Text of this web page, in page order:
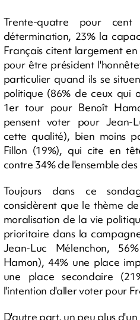
Trente-quatre pour
détermination, 23% la
Français citent largement
pour être président
particulier quand ils se
politique (86% de ceux qui
1er tour pour Benoît
pensent voter pour Jean-
cette qualité), bien moins
Fillon (19%), qui cite en
contre 34% de l'ensemble
Toujours dans ce
considèrent que le thème
moralisation de la vie
prioritaire dans la
Jean-Luc Mélenchon,
Hamon), 44% une place
une place secondaire
l'intention d'aller voter pour
D'autre part, un peu plus